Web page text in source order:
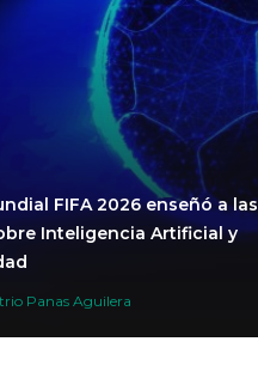
FIFA 2026 enseñó a las
Inteligencia Artificial y
Panas Aguilera